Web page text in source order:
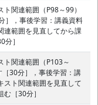
関連範囲（P98～99）
］，事後学習：講義資料
連範囲を見直してから課
］
ト関連範囲（P103～
30分］，事後学習：講
スト関連範囲を見直して
［30分］